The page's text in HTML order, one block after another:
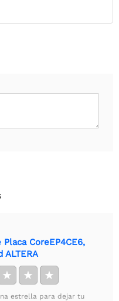
Placa CoreEP4CE6,
ALTERA
★ ★ ★
estrella para dejar tu